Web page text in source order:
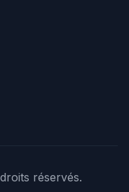
réservés.